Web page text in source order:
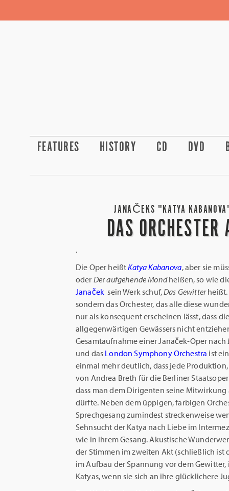
FEATURES HISTORY CD DVD
JANAČEKS "KATYA
DAS
.
Die Oper heißtKatya Kabanova, aber sie
oder Deraufgehende Mondheißen, so wie
Janaček sein Werk schuf,Das Gewitterheißt.
sondern das Orchester, das alle diese
nur als konsequent erscheinen lässt, dass
allgegenwärtigen Gewässers nicht
Gesamtaufnahme einer Janaček-Oper nach
und das London Symphony Orchestra ist
einmal mehr deutlich, dass jede
von Andrea Breth für die Berliner
dass man dem Dirigenten seine
dürfte. Neben dem üppigen, farbigen
Sprechgesang zumindest streckenweise
Sehnsucht der Katya nach Liebe im
wie in ihrem Gesang. Akustische
der Stimmen im zweiten Akt (schließlich
im Aufbau der Spannung vor dem
Katyas, wenn sie sich an ihre glücklichere